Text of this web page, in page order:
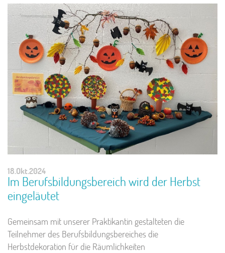
18.Okt.2024
Im Berufsbildungsbereich wird der Herbst
eingeläutet
Gemeinsam mit unserer Praktikantin gestalteten die
Teilnehmer des Berufsbildungsbereiches die
Herbstdekoration für die Räumlichkeiten